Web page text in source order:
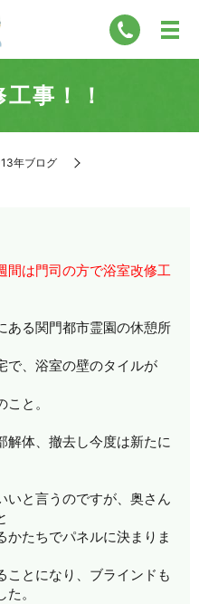
事！！
年ブログ
間は門司の方で浴室改修工
ある関門都市霊園の休憩所
で、浴室の壁のタイルが
と。
解体、撤去し今度は新たに
いと言うのですが、奥さん
かたちでパネルに決まりま
ことになり、ブラインドも
。